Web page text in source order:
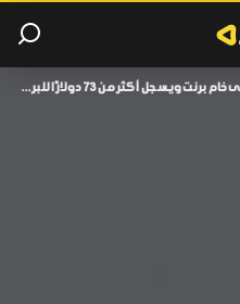
ويسجل أكثر من 73 دولارًا للبرميل!